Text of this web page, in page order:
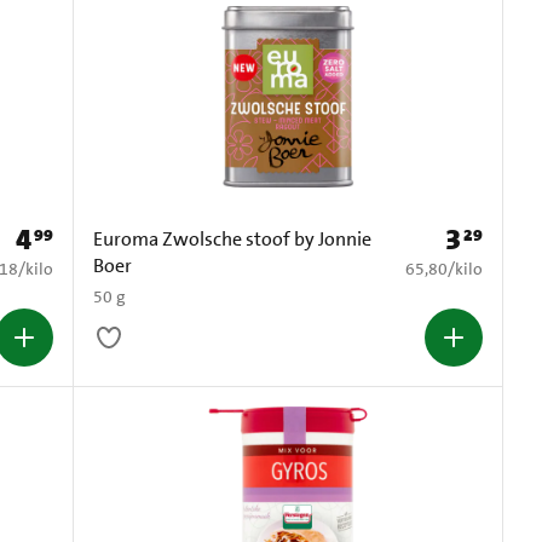
Prijs: € 4,99
499
per kilo
/kilo
Euroma Zwolsche stoof by Jonnie
Boer
50 g
Prijs: € 3,29
329
€ 65,80 per kilo
65,80/kilo